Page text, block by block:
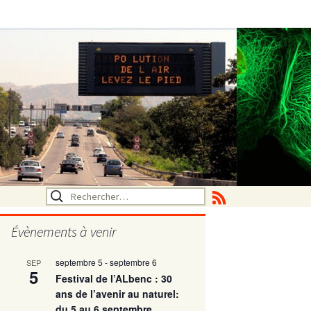
Rechercher :
Évènements à venir
SEP
5
septembre 5 -septembre 6
Festival de l’ALbenc : 30
ans de l’avenir au naturel: